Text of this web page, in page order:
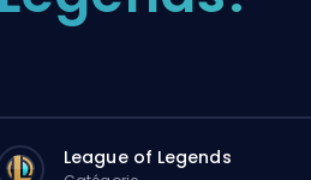
League of Legends